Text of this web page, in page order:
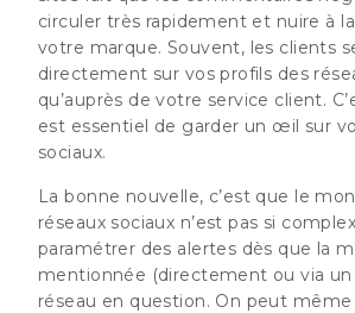
circuler très rapidement et nuire à
votre marque. Souvent, les clients
directement sur vos profils des
qu’auprès de votre service client.
est essentiel de garder un œil sur
sociaux.
La bonne nouvelle, c’est que le
réseaux sociaux n’est pas si
paramétrer des alertes dès que la
mentionnée (directement ou via un
réseau en question. On peut